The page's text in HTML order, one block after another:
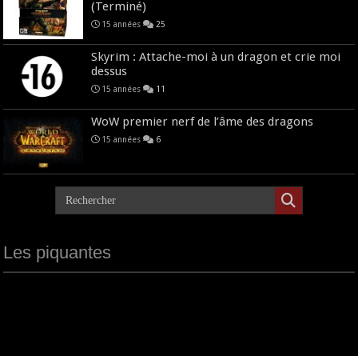
(Terminé)
15 années 25
Skyrim : Attache-moi à un dragon et crie moi
dessus
15 années 11
WoW premier nerf de l’âme des dragons
15 années 6
Les piquantes